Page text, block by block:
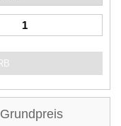
Grundpreis